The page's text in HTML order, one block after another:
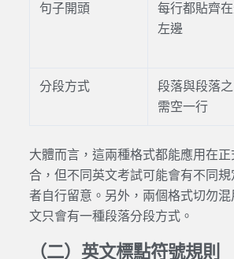
句子開頭
每行都貼齊
左邊
分段方式
段落與段落
需空一行
大體而言，這兩種格式都能應用在
合，但不同英文考試可能會有不同
者自行留意。另外，兩個格式切勿
文只會有一種段落分段方式。
（二）英文標點符號規則